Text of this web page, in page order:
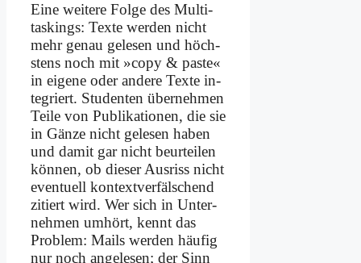
Ei­ne wei­te­re Fol­ge des Mul­ti­
tas­kings: Tex­te wer­den nicht
mehr ge­nau ge­le­sen und höch­
stens noch mit »co­py & pa­ste«
in ei­ge­ne oder an­de­re Tex­te in­
te­griert. Stu­den­ten über­neh­men
Tei­le von Pu­bli­ka­tio­nen, die sie
in Gän­ze nicht ge­le­sen ha­ben
und da­mit gar nicht be­ur­tei­len
kön­nen, ob die­ser Aus­riss nicht
even­tu­ell kon­text­ver­fäl­schend
zi­tiert wird. Wer sich in Un­ter­
neh­men um­hört, kennt das
Pro­blem: Mails wer­den häu­fig
nur noch an­ge­le­sen; der Sinn